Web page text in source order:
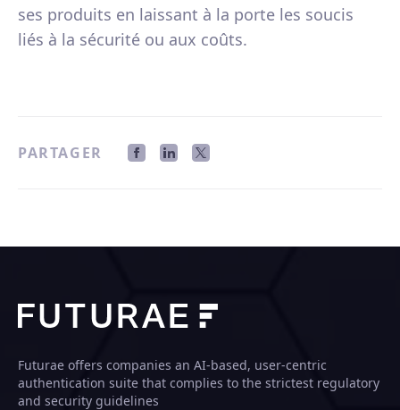
ses produits en laissant à la porte les soucis
liés à la sécurité ou aux coûts.
PARTAGER
Futurae offers companies an AI-based, user-centric
authentication suite that complies to the strictest regulatory
and security guidelines